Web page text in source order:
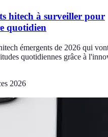
hitech à surveiller pour
quotidien
émergents de 2026 qui
quotidiennes grâce à
2026